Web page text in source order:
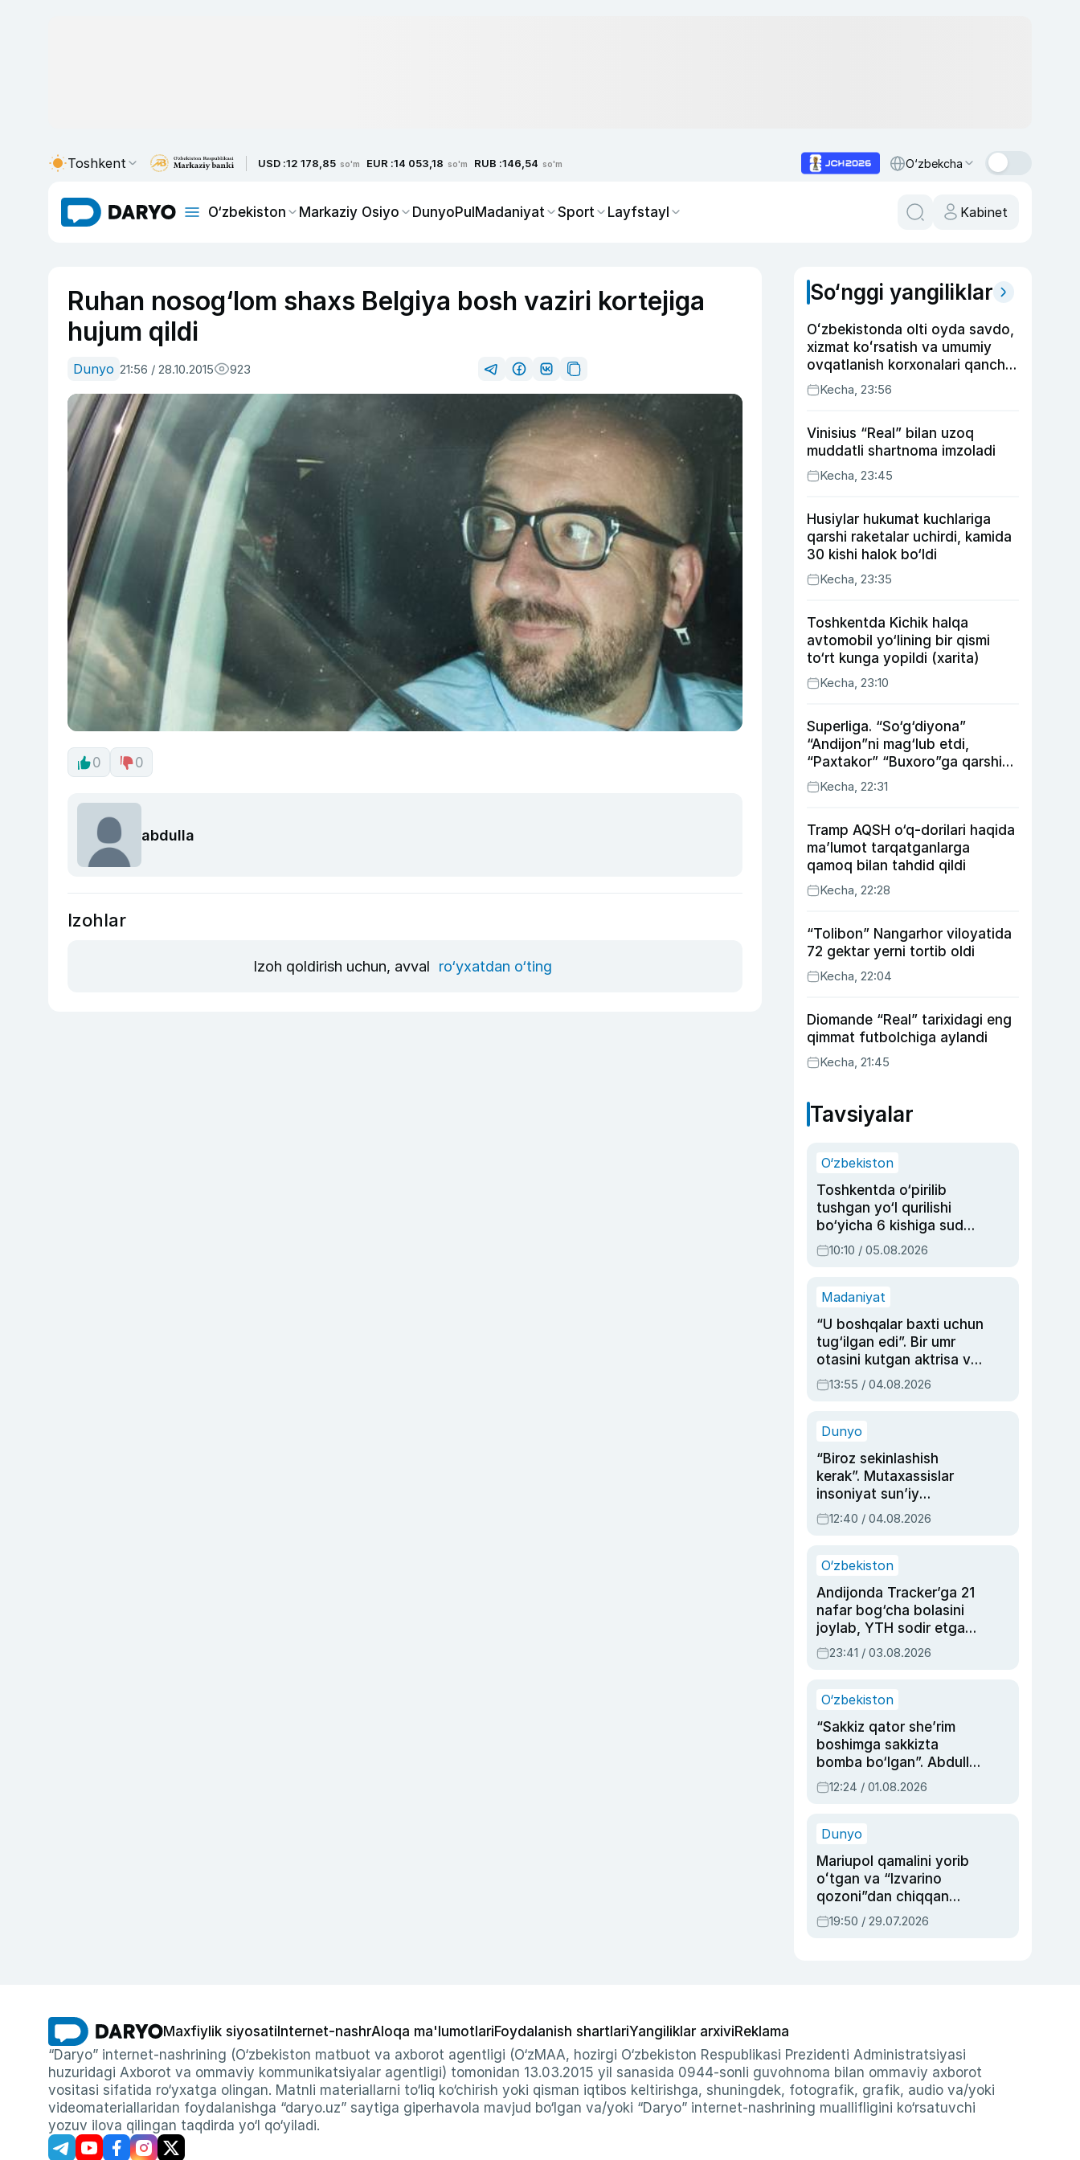
Toshkent USD :12 178,85 so'm EUR :14 053,18 so'm RUB :146,54 so'm O‘zbekcha
O‘zbekiston Markaziy Osiyo DunyoPulMadaniyat Sport Layfstayl Kabinet
Ruhan nosog‘lom shaxs Belgiya bosh vaziri kortejiga
hujum qildi
Dunyo 21:56 / 28.10.2015 923
0 0
abdulla
Izohlar
Izoh qoldirish uchun, avval ro‘yxatdan o‘ting
So‘nggi yangiliklar
Oʻzbekistonda olti oyda savdo,
xizmat koʻrsatish va umumiy
ovqatlanish korxonalari qancha
soliq toʻlagani ochiqlandi
Kecha, 23:56
Vinisius “Real” bilan uzoq
muddatli shartnoma imzoladi
Kecha, 23:45
Husiylar hukumat kuchlariga
qarshi raketalar uchirdi, kamida
30 kishi halok bo‘ldi
Kecha, 23:35
Toshkentda Kichik halqa
avtomobil yo‘lining bir qismi
to‘rt kunga yopildi (xarita)
Kecha, 23:10
Superliga. “So‘g‘diyona”
“Andijon”ni mag‘lub etdi,
“Paxtakor” “Buxoro”ga qarshi
bahsda g‘alabani qo‘ldan
chiqardi
Kecha, 22:31
Tramp AQSH o‘q-dorilari haqida
ma’lumot tarqatganlarga
qamoq bilan tahdid qildi
Kecha, 22:28
“Tolibon” Nangarhor viloyatida
72 gektar yerni tortib oldi
Kecha, 22:04
Diomande “Real” tarixidagi eng
qimmat futbolchiga aylandi
Kecha, 21:45
Tavsiyalar
O‘zbekiston
Toshkentda o‘pirilib
tushgan yo‘l qurilishi
bo‘yicha 6 kishiga sud
hukmi o‘qildi
10:10 / 05.08.2026
Madaniyat
“U boshqalar baxti uchun
tug‘ilgan edi”. Bir umr
otasini kutgan aktrisa va
dublyaj ustasi Rimma
Ahmedovaning
13:55 / 04.08.2026
Dunyo
“Biroz sekinlashish
kerak”. Mutaxassislar
insoniyat sun’iy
intellektni boshqara
olmay qolishidan xavotir
12:40 / 04.08.2026
O‘zbekiston
Andijonda Tracker’ga 21
nafar bog‘cha bolasini
joylab, YTH sodir etgan
ayolga sud hukmi o‘qildi
23:41 / 03.08.2026
O‘zbekiston
“Sakkiz qator she’rim
boshimga sakkizta
bomba bo‘lgan”. Abdulla
Oripovni siyosiy
ayblovlardan asrab
12:24 / 01.08.2026
Dunyo
Mariupol qamalini yorib
oʻtgan va “Izvarino
qozoni”dan chiqqan
qahramon — Ukraina
armiyasi bosh
19:50 / 29.07.2026
Maxfiylik siyosati Internet-nashrAloqa ma'lumotlariFoydalanish shartlariYangiliklar arxiviReklama
“Daryo” internet-nashrining (O‘zbekiston matbuot va axborot agentligi (O‘zMAA, hozirgi O‘zbekiston Respublikasi Prezidenti Administratsiyasi
huzuridagi Axborot va ommaviy kommunikatsiyalar agentligi) tomonidan 13.03.2015 yil sanasida 0944-sonli guvohnoma bilan ommaviy axborot
vositasi sifatida ro‘yxatga olingan. Matnli materiallarni to‘liq ko‘chirish yoki qisman iqtibos keltirishga, shuningdek, fotografik, grafik, audio va/yoki
videomateriallaridan foydalanishga “daryo.uz” saytiga giperhavola mavjud bo‘lgan va/yoki “Daryo” internet-nashrining muallifligini ko‘rsatuvchi
yozuv ilova qilingan taqdirda yo‘l qo‘yiladi.